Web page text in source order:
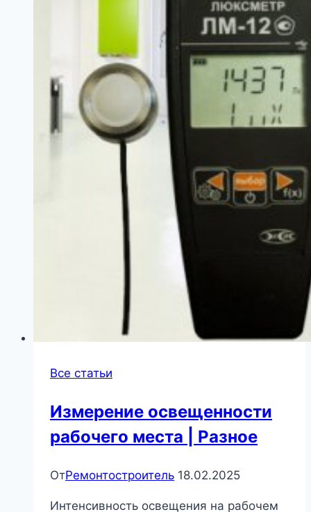
Все статьи
Измерение освещенности
рабочего места | Разное
ОтРемонтостроитель 18.02.2025
Интенсивность освещения на рабочем